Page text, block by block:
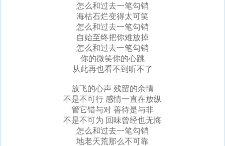
怎么和过去一笔勾销
海枯石烂变得太可笑
怎么和过去一笔勾销
自始至终把你难放掉
怎么和过去一笔勾销
你的微笑你的心跳
从此再也看不到听不了
放飞的心声 残留的余情
不是不可行 感情一直在放纵
管它错与对 善待是与非
不是不可为 回味曾经也无悔
怎么和过去一笔勾销
地老天荒那么不可靠